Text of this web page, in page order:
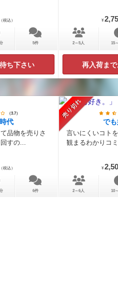
（税込）
5件
ち下さい
¥
2～5人 15
再入荷ま
（3.7）
代
品物を売りさ
すの...
（税込）
6件
売り切れ
でも
言いにくいコト
観まるわかりコ
¥
2～6人 10